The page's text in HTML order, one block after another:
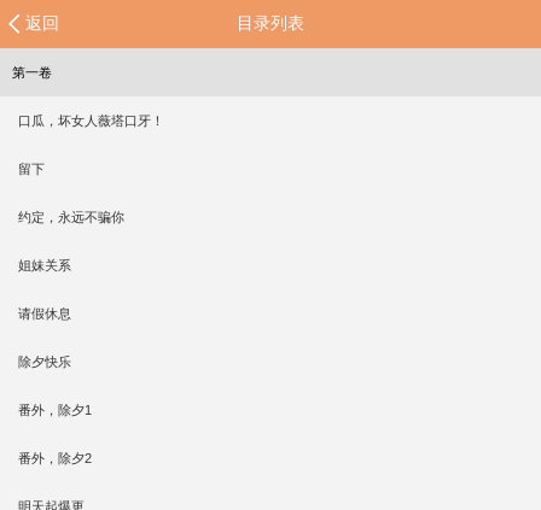
返回 目录列表
第一卷
口瓜，坏女人薇塔口牙！
留下
约定，永远不骗你
姐妹关系
请假休息
除夕快乐
番外，除夕1
番外，除夕2
明天起爆更